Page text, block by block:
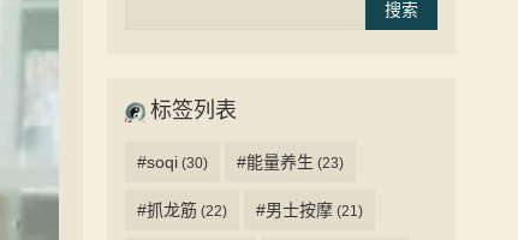
标签列表
#soqi (30) #能量养生 (23)
#抓龙筋 (22) #男士按摩 (21)